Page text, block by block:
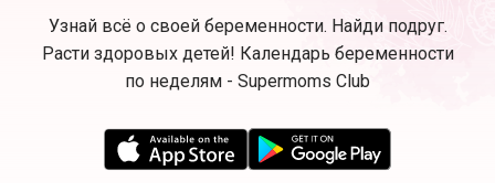
Узнай всё о своей беременности. Найди подруг.
Расти здоровых детей! Календарь беременности
по неделям - Supermoms Club